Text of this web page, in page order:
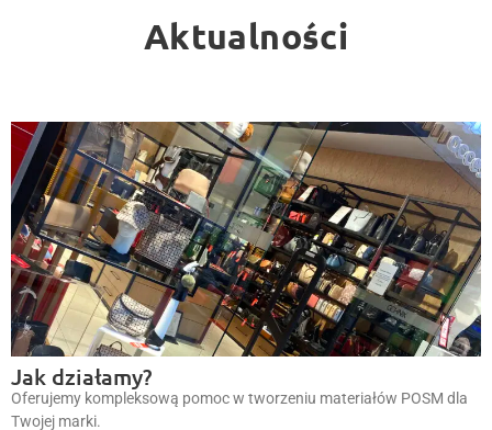
Aktualności
Jak działamy?
Oferujemy kompleksową pomoc w tworzeniu materiałów POSM dla
Twojej marki.